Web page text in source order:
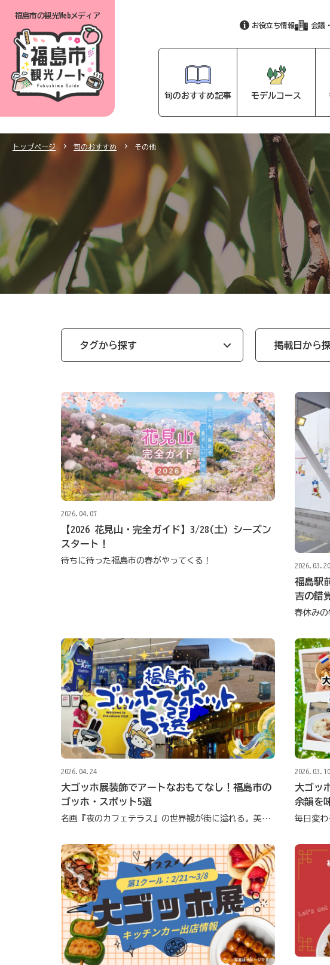
福島市の観光Webメディア
お役立ち情報 会議
旬のおすすめ記事 モデルコース
トップページ 旬のおすすめ その他
タグから探す 掲載日から
2026.04.07
【2026 花見山・完全ガイド】3/28(土) シーズン
スタート！
待ちに待った福島市の春がやってくる！
2026.03.20
福島駅
吉の錯
2026.04.24
大ゴッホ展装飾でアートなおもてなし！福島市の
ゴッホ・スポット5選
名画『夜のカフェテラス』の世界観が街に溢れる。美術館から温泉街まで、色彩を辿るアート散歩
2026.03.10
大ゴッ
余韻を